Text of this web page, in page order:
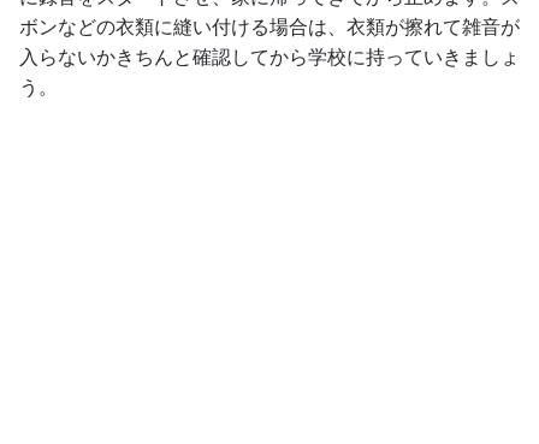
ボンなどの衣類に縫い付ける場合は、衣類が擦れて雑音が
入らないかきちんと確認してから学校に持っていきましょ
う。